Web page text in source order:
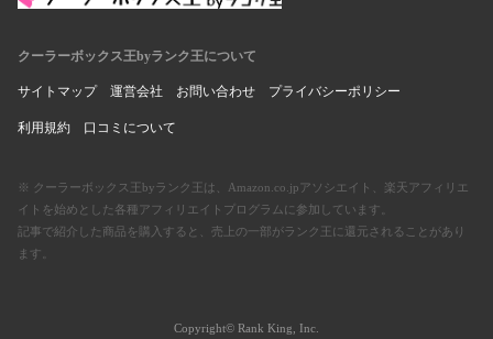
クーラーボックス王byランク王について
サイトマップ 運営会社 お問い合わせ プライバシーポリシー
利用規約 口コミについて
※ クーラーボックス王byランク王は、Amazon.co.jpアソシエイト、楽天アフィリエ
イトを始めとした各種アフィリエイトプログラムに参加しています。
記事で紹介した商品を購入すると、売上の一部がランク王に還元されることがあり
ます。
Copyright© Rank King, Inc.